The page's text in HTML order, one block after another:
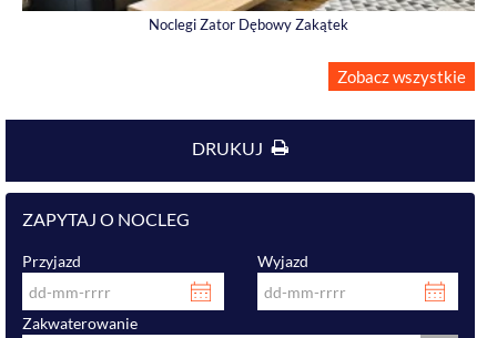
Noclegi Zator Dębowy Zakątek
Zobacz wszystkie
DRUKUJ
ZAPYTAJ O NOCLEG
Przyjazd Wyjazd
Zakwaterowanie